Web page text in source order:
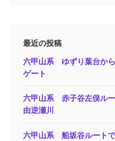
最近の投稿
六甲山系 ゆずり葉台か
ゲート
六甲山系 赤子谷左俣ル
由逆瀬川
六甲山系 船坂谷ルート